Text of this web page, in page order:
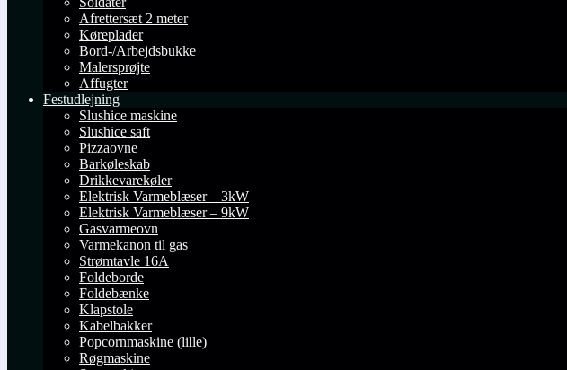
Afrettersæt 2 meter
Køreplader
Bord-/Arbejdsbukke
Malersprøjte
Affugter
Festudlejning
Slushice maskine
Slushice saft
Pizzaovne
Barkøleskab
Drikkevarekøler
Elektrisk Varmeblæser – 3kW
Elektrisk Varmeblæser – 9kW
Gasvarmeovn
Varmekanon til gas
Strømtavle 16A
Foldeborde
Foldebænke
Klapstole
Kabelbakker
Popcornmaskine (lille)
Røgmaskine